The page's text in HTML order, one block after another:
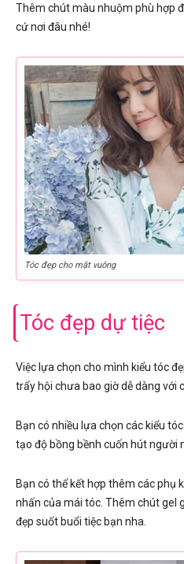
Thêm chút màu nhuộm phù hợp
cứ nơi đâu nhé!
Tóc đẹp cho mặt vuông
Tóc đẹp dự tiệc
Việc lựa chọn cho mình kiểu tóc
trẩy hội chưa bao giờ dễ dàng với
Bạn có nhiều lựa chọn các kiểu
tạo độ bồng bềnh cuốn hút người
Bạn có thể kết hợp thêm các phụ
nhấn của mái tóc. Thêm chút gel
đẹp suốt buổi tiệc bạn nha.